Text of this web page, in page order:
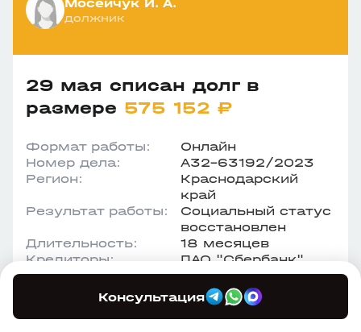
должник
29 мая списан долг в
размере 575 152 ₽
Формат работы:
Онлайн
Номер дела:
А32-63192/2023
Регион:
Краснодарский
край
Результат работы:
Социальный статус
восстановлен
Длительность:
18 месяцев
Кредиторы:
ПАО "Сбербанк"
Оригинал определения
Консультация